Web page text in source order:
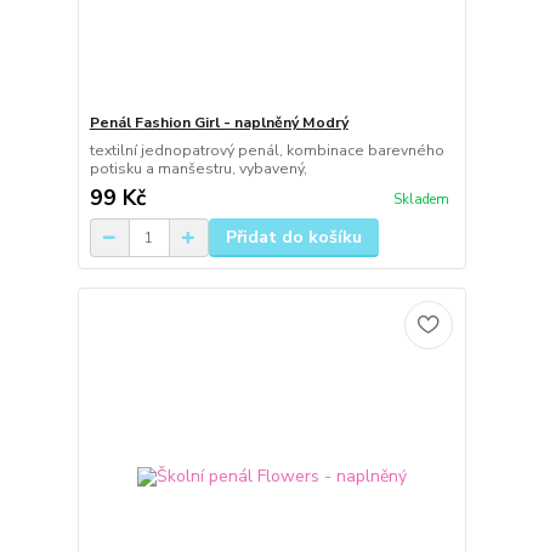
Penál Fashion Girl - naplněný Modrý
textilní jednopatrový penál, kombinace barevného
potisku a manšestru, vybavený,
99 Kč Skladem
Přidat do košíku